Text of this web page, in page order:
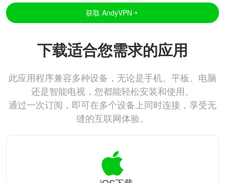
获取 AndyVPN
下载适合您需求的应用
此应用程序兼容多种设备，无论是手机、平板、电脑
还是智能电视，您都能轻松安装和使用。
通过一次订阅，即可在多个设备上同时连接，享受无
缝的互联网体验。